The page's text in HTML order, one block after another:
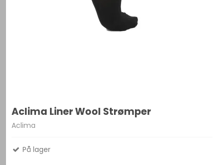
Aclima Liner Wool Strømper
Aclima
På lager